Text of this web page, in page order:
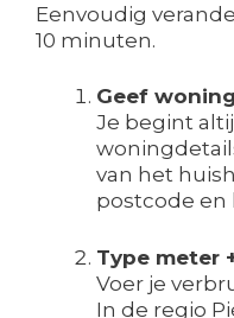
Eenvoudig
10 minuten.
Geef
Je begint
van het
postcode
Type meter
Voer je
In de regio